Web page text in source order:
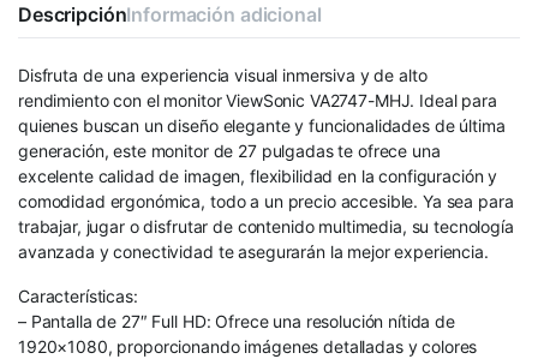
DescripciónInformación adicional
Disfruta de una experiencia visual inmersiva y de alto
rendimiento con el monitor ViewSonic VA2747-MHJ. Ideal para
quienes buscan un diseño elegante y funcionalidades de última
generación, este monitor de 27 pulgadas te ofrece una
excelente calidad de imagen, flexibilidad en la configuración y
comodidad ergonómica, todo a un precio accesible. Ya sea para
trabajar, jugar o disfrutar de contenido multimedia, su tecnología
avanzada y conectividad te asegurarán la mejor experiencia.
Características:
– Pantalla de 27″ Full HD: Ofrece una resolución nítida de
1920×1080, proporcionando imágenes detalladas y colores